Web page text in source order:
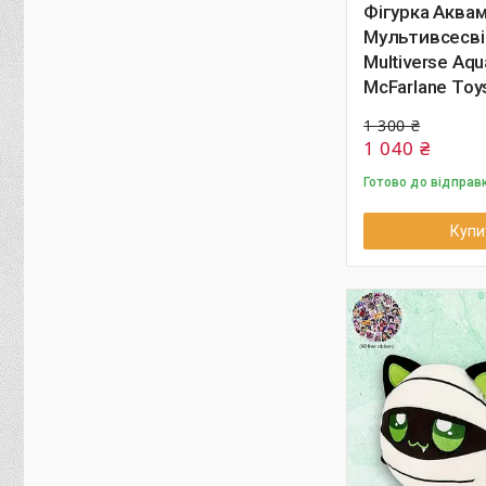
Фігурка
Multiverse
McFarlane
1 300 ₴
1 040 ₴
Готово до